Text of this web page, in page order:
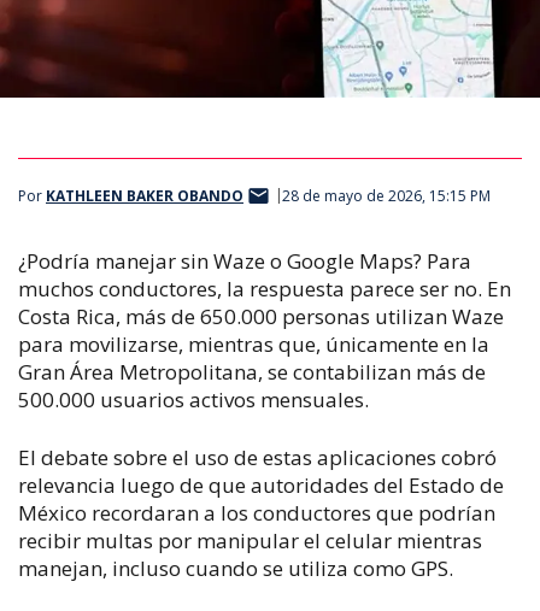
Por KATHLEEN BAKER OBANDO 28 de mayo de 2026, 15:15 PM
¿Podría manejar sin Waze o Google Maps? Para
muchos conductores, la respuesta parece ser no. En
Costa Rica, más de 650.000 personas utilizan Waze
para movilizarse, mientras que, únicamente en la
Gran Área Metropolitana, se contabilizan más de
500.000 usuarios activos mensuales.
El debate sobre el uso de estas aplicaciones cobró
relevancia luego de que autoridades del Estado de
México recordaran a los conductores que podrían
recibir multas por manipular el celular mientras
manejan, incluso cuando se utiliza como GPS.